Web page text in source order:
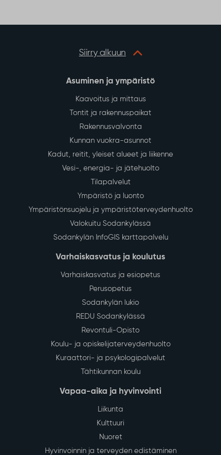
Siirry alkuun
Asuminen ja ympäristö
Kaavoitus ja mittaus
Tontit ja rakennuspaikat
Rakennusvalvonta
Kunnan vuokra-asunnot
Kadut, reitit, yleiset alueet ja liikenne
Vesi-, energia- ja jätehuolto
Tilapalvelut
Ympäristö ja luonto
Ympäristönsuojelu ja ympäristöterveydenhuolto
Valokuitu Sodankylässä
Sodankylän InfoGIS karttapalvelu
Varhaiskasvatus ja koulutus
Varhaiskasvatus ja esiopetus
Perusopetus
Sodankylän lukio
REDU Sodankylässä
Revontuli-Opisto
Koulu- ja opiskelijaterveydenhuolto
Kuraattori- ja psykologipalvelut
Tähtikunnan koulu
Vapaa-aika ja hyvinvointi
Liikunta
Kulttuuri
Nuoret
Hyvinvoinnin ja terveyden edistäminen